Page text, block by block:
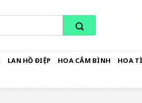
LAN HỒ ĐIỆP HOA CẮM BÌNH
HOA